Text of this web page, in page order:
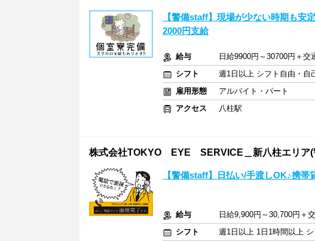
【警備staff】現場が少ない時期も
2000円支給
給与
日給9900円～30700円＋交
シフト
週1日以上 シフト自由・自
雇用形態
アルバイト・パート
アクセス
八柱駅
株式会社TOKYO EYE SERVICE＿新八柱エリア(
【警備staff】日払い/手渡しOK♪携
給与
日給9,900円～30,700円＋
シフト
週1日以上 1日1時間以上